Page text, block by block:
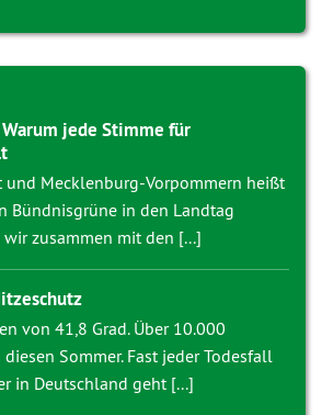
jede Stimme für
und Mecklenburg-Vorpommern heißt
Bündnisgrüne in den Landtag
zusammen mit den [...]
von 41,8 Grad. Über 10.000
Sommer. Fast jeder Todesfall
in Deutschland geht [...]